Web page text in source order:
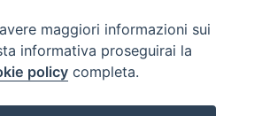
maggiori informazioni sui
informativa proseguirai la
policy completa.